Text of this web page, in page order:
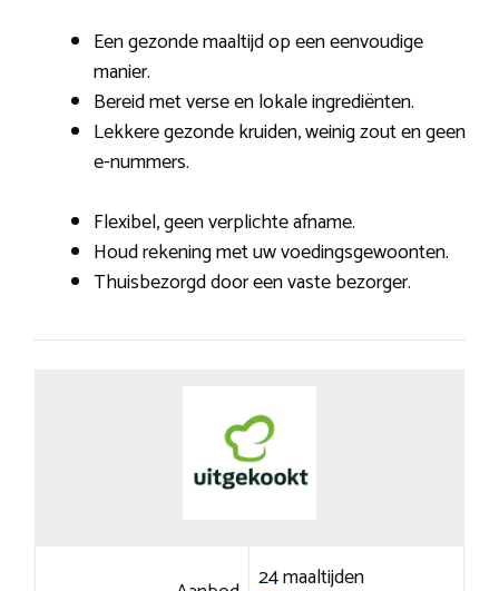
Een gezonde maaltijd op een eenvoudige
manier.
Bereid met verse en lokale ingrediënten.
Lekkere gezonde kruiden, weinig zout en geen
e-nummers.
Flexibel, geen verplichte afname.
Houd rekening met uw voedingsgewoonten.
Thuisbezorgd door een vaste bezorger.
24 maaltijden